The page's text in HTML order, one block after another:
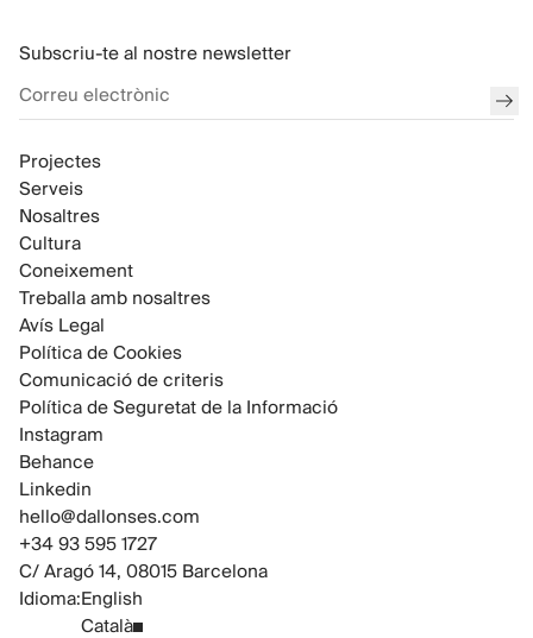
Subscriu-te al nostre newsletter
Projectes
Serveis
Nosaltres
Cultura
Coneixement
Treballa amb nosaltres
Avís Legal
Política de Cookies
Comunicació de criteris
Política de Seguretat de la Informació
Instagram
Behance
Linkedin
hello@dallonses.com
+34 93 595 1727
C/ Aragó 14, 08015 Barcelona
Idioma:English
Català